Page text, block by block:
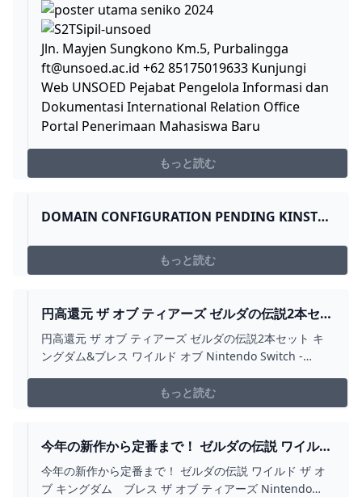
Jln. Mayjen Sungkono Km.5, Purbalingga
ft@unsoed.ac.id +62 85175019633 Kunjungi
Web UNSOED Pejabat Pengelola Informasi dan
Dokumentasi International Relation Office
Portal Penerimaan Mahasiswa Baru
もっと読む
DOMAIN CONFIGURATION PENDING KINSTA
もっと読む
円高還元 ザ オブ ティアーズ ゼルダの伝説2本セッ
ト キングダム&ブレス ワイルド オブ NINTENDO
SWITCH - BESTCHEERSTONE.COM
円高還元 ザ オブ ティアーズ ゼルダの伝説2本セット キ
ングダム&ブレス ワイルド オブ Nintendo Switch -
もっと読む
今年の新作から定番まで！ ゼルダの伝説 ワイルド
ザ オブ キングダム ブレス ザ オブ ティアーズ
NINTENDO SWITCH -
今年の新作から定番まで！ ゼルダの伝説 ワイルド ザ オ
ブ キングダム ブレス ザ オブ ティアーズ Nintendo